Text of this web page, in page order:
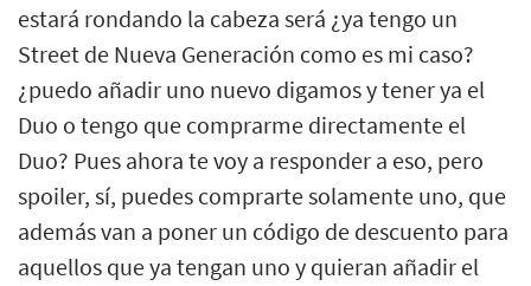
estará rondando la cabeza será ¿ya tengo un
Street de Nueva Generación como es mi caso?
¿puedo añadir uno nuevo digamos y tener ya el
Duo o tengo que comprarme directamente el
Duo? Pues ahora te voy a responder a eso, pero
spoiler, sí, puedes comprarte solamente uno, que
además van a poner un código de descuento para
aquellos que ya tengan uno y quieran añadir el